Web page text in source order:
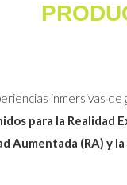
inmersivas de
para la Realidad
Aumentada (RA) y